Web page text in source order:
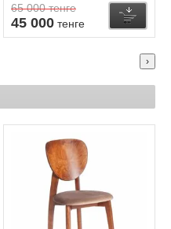
65 000тенге
45 000 тенге
Купить
›